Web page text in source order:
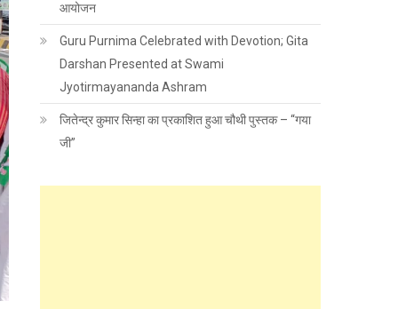
आयोजन
Guru Purnima Celebrated with Devotion; Gita
Darshan Presented at Swami
Jyotirmayananda Ashram
जितेन्द्र कुमार सिन्हा का प्रकाशित हुआ चौथी पुस्तक – “गया
जी”